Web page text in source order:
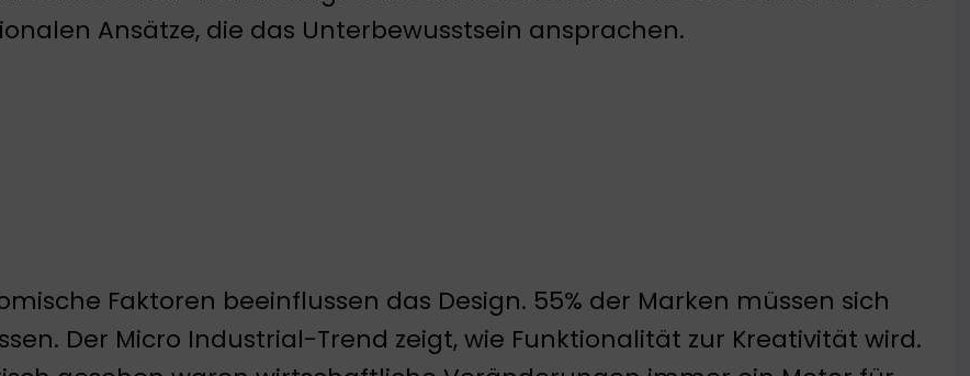
Ansätze, die das Unterbewusstsein ansprachen.
Faktoren beeinflussen das Design. 55% der Marken müssen sich
Der Micro Industrial-Trend zeigt, wie Funktionalität zur Kreativität wird.